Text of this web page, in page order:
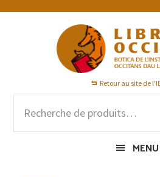
Passer
Passer
Passer
Retour au site de
pour :
MENU